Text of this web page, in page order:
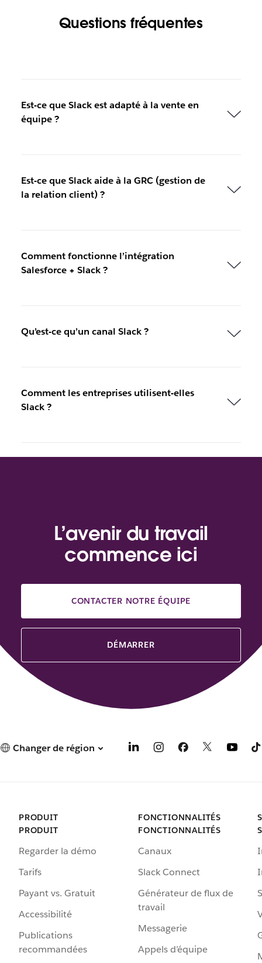
Questions fréquentes
Est-ce que Slack est adapté à la vente en
équipe ?
Est-ce que Slack aide à la GRC (gestion de
la relation client) ?
Comment fonctionne l’intégration
Salesforce + Slack ?
Qu’est-ce qu’un canal Slack ?
Comment les entreprises utilisent-elles
Slack ?
L’avenir du travail
commence ici
CONTACTER NOTRE ÉQUIPE
DÉMARRER
Changer de région
PRODUIT
PRODUIT
Regarder la démo
Tarifs
Payant vs. Gratuit
Accessibilité
Publications
recommandées
FONCTIONNALITÉS
FONCTIONNALITÉS
Canaux
Slack Connect
Générateur de flux de
travail
Messagerie
Appels d’équipe